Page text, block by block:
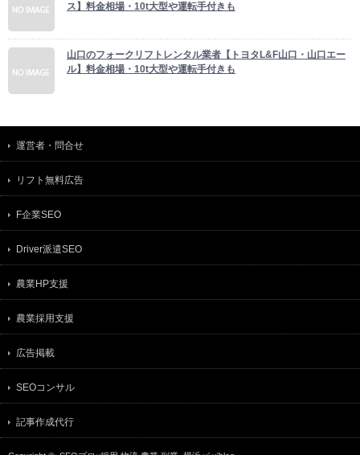
ス】料金相場・10t大型や運転手付きも
山口のフォークリフトレンタル業者【トヨタL&F山口・山口エー
ル】料金相場・10t大型や運転手付きも
運営者・問合せ
リフト無料広告
F企業SEO
Driver派遣SEO
農業HP支援
農業採用支援
広告掲載
SEOコンサル
記事作成代行